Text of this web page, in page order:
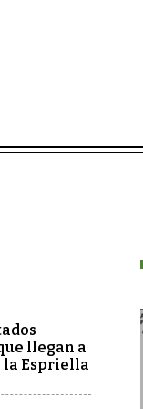
llegan a
la Espriella